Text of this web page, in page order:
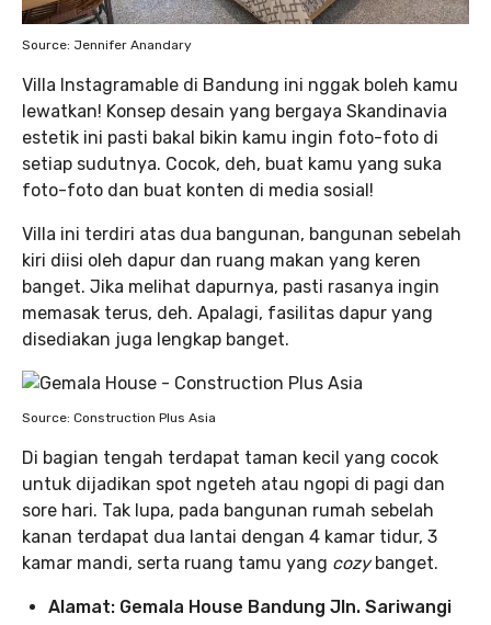
Source: Jennifer Anandary
Villa Instagramable di Bandung ini nggak boleh kamu
lewatkan! Konsep desain yang bergaya Skandinavia
estetik ini pasti bakal bikin kamu ingin foto-foto di
setiap sudutnya. Cocok, deh, buat kamu yang suka
foto-foto dan buat konten di media sosial!
Villa ini terdiri atas dua bangunan, bangunan sebelah
kiri diisi oleh dapur dan ruang makan yang keren
banget. Jika melihat dapurnya, pasti rasanya ingin
memasak terus, deh. Apalagi, fasilitas dapur yang
disediakan juga lengkap banget.
Source: Construction Plus Asia
Di bagian tengah terdapat taman kecil yang cocok
untuk dijadikan spot ngeteh atau ngopi di pagi dan
sore hari. Tak lupa, pada bangunan rumah sebelah
kanan terdapat dua lantai dengan 4 kamar tidur, 3
kamar mandi, serta ruang tamu yang cozybanget.
Alamat: Gemala House Bandung Jln. Sariwangi